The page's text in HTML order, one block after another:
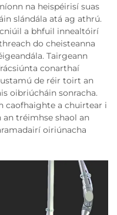
na heispéirisí suas
slándála atá ag athrú.
a bhfuil innealtóirí
do cheisteanna
Tairgeann
conarthaí
de réir toirt an
oibriúcháin sonracha.
caofhaighte a chuirtear i
tréimhse shaol an
oiriúnacha